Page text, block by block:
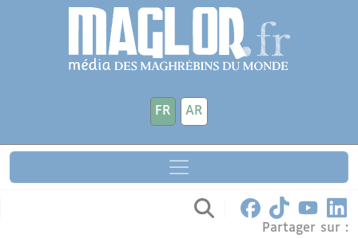
Aller au contenu principal
FR AR
Partager sur :
Panneau de gestion des cookies